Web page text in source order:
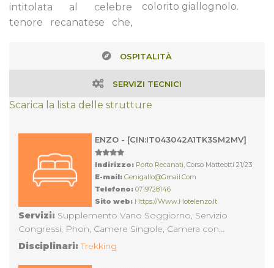
intitolata al celebre
tenore recanatese che,
colorito giallognolo.
OSPITALITÀ
SERVIZI TECNICI
Scarica la lista delle strutture
ENZO - [CIN:IT043042A1TK3SM2MV]
Indirizzo: Porto Recanati, Corso Matteotti 21/23
E-mail: Genigallo@gmail.com
Telefono: 0719728146
Sito web: Https://www.hotelenzo.it
Servizi: Supplemento Vano Soggiorno, Servizio
Congressi, Phon, Camere Singole, Camera con
balcone, Somministrazione alcolici, Somministrazione
Disciplinari: Trekking